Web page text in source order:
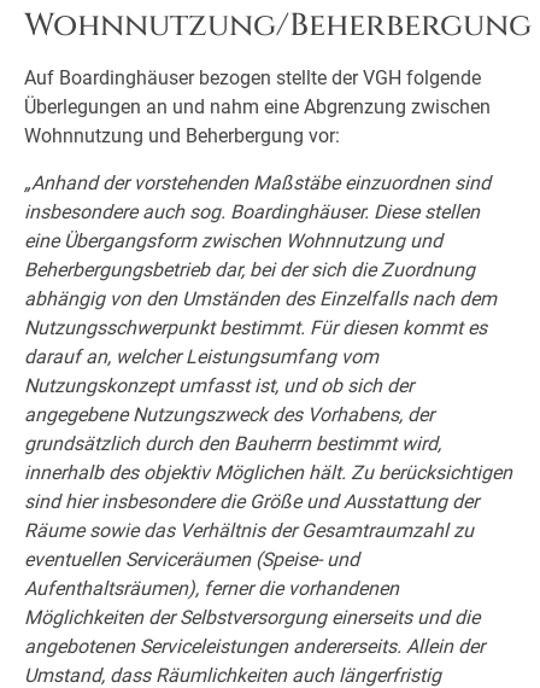
Wohnnutzung/Beherbergung
Auf Boardinghäuser bezogen stellte der VGH folgende
Überlegungen an und nahm eine Abgrenzung zwischen
Wohnnutzung und Beherbergung vor:
„Anhand der vorstehenden Maßstäbe einzuordnen sind
insbesondere auch sog. Boardinghäuser. Diese stellen
eine Übergangsform zwischen Wohnnutzung und
Beherbergungsbetrieb dar, bei der sich die Zuordnung
abhängig von den Umständen des Einzelfalls nach dem
Nutzungsschwerpunkt bestimmt. Für diesen kommt es
darauf an, welcher Leistungsumfang vom
Nutzungskonzept umfasst ist, und ob sich der
angegebene Nutzungszweck des Vorhabens, der
grundsätzlich durch den Bauherrn bestimmt wird,
innerhalb des objektiv Möglichen hält. Zu berücksichtigen
sind hier insbesondere die Größe und Ausstattung der
Räume sowie das Verhältnis der Gesamtraumzahl zu
eventuellen Serviceräumen (Speise- und
Aufenthaltsräumen), ferner die vorhandenen
Möglichkeiten der Selbstversorgung einerseits und die
angebotenen Serviceleistungen andererseits. Allein der
Umstand, dass Räumlichkeiten auch längerfristig